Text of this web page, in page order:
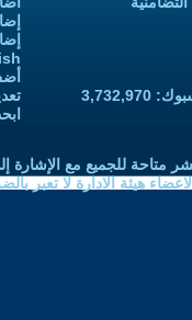
متاحة للجميع مع الإشارة
هيئة الادارة لا تعبر